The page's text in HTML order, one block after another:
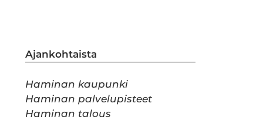
Ajankohtaista
Haminan kaupunki
Haminan palvelupisteet
Haminan talous